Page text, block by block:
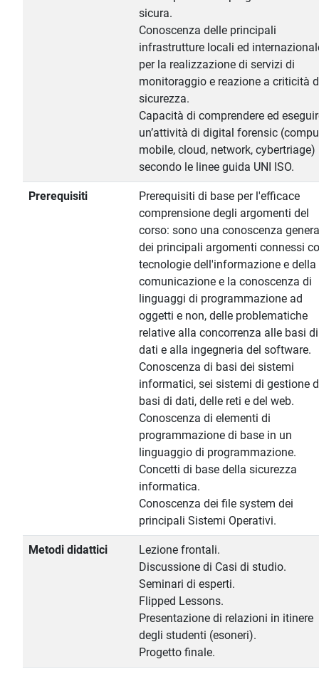
sicura.
Conoscenza delle principali
infrastrutture locali ed
per la realizzazione di servizi di
monitoraggio e reazione a criticità
sicurezza.
Capacità di comprendere ed
un’attività di digital forensic
mobile, cloud, network, cybertriage)
secondo le linee guida UNI ISO.
Prerequisiti
Prerequisiti di base per l'efficace
comprensione degli argomenti del
corso: sono una conoscenza
dei principali argomenti connessi
tecnologie dell'informazione e della
comunicazione e la conoscenza di
linguaggi di programmazione ad
oggetti e non, delle problematiche
relative alla concorrenza alle basi di
dati e alla ingegneria del software.
Conoscenza di basi dei sistemi
informatici, sei sistemi di gestione
basi di dati, delle reti e del web.
Conoscenza di elementi di
programmazione di base in un
linguaggio di programmazione.
Concetti di base della sicurezza
informatica.
Conoscenza dei file system dei
principali Sistemi Operativi.
Metodi didattici
Lezione frontali.
Discussione di Casi di studio.
Seminari di esperti.
Flipped Lessons.
Presentazione di relazioni in itinere
degli studenti (esoneri).
Progetto finale.